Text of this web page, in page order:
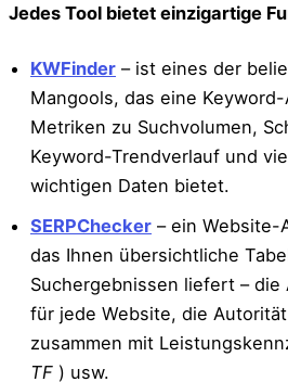
Jedes Tool bietet einzigartige
KWFinder – ist eines der
Mangools, das eine
Metriken zu Suchvolumen,
Keyword-Trendverlauf und
wichtigen Daten bietet.
SERPChecker – ein Website-
das Ihnen übersichtliche
Suchergebnissen liefert – die
für jede Website, die
zusammen mit
TF ) usw.